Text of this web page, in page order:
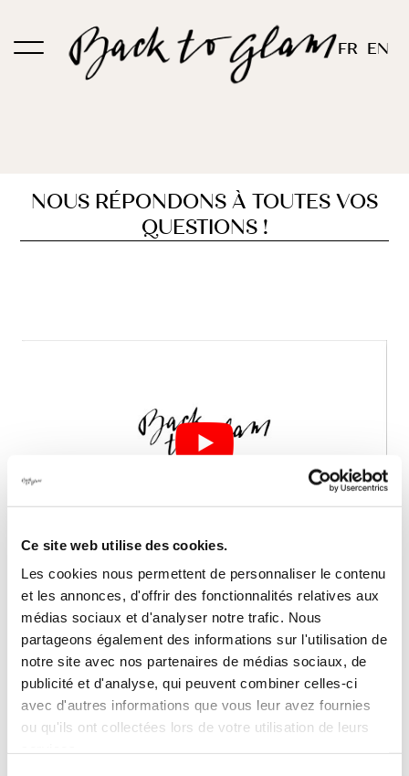
Ce site web utilise des cookies.
Les cookies nous permettent de personnaliser le contenu
et les annonces, d'offrir des fonctionnalités relatives aux
médias sociaux et d'analyser notre trafic. Nous
partageons également des informations sur l'utilisation de
notre site avec nos partenaires de médias sociaux, de
publicité et d'analyse, qui peuvent combiner celles-ci
avec d'autres informations que vous leur avez fournies
ou qu'ils ont collectées lors de votre utilisation de leurs
au
FR EN
NOUS RÉPONDONS À TOUTES VOS
QUESTIONS !
1. COMMENT CHOISIR LA BONNE TAILLE
POUR NOS PRODUITS ?
2. NOTRE TUTORIEL : COMMENT RÉGLER
MON SOUTIEN-GORGE BACK TO GLAM ?
3. NOTRE TUTORIEL : COMMENT BIEN